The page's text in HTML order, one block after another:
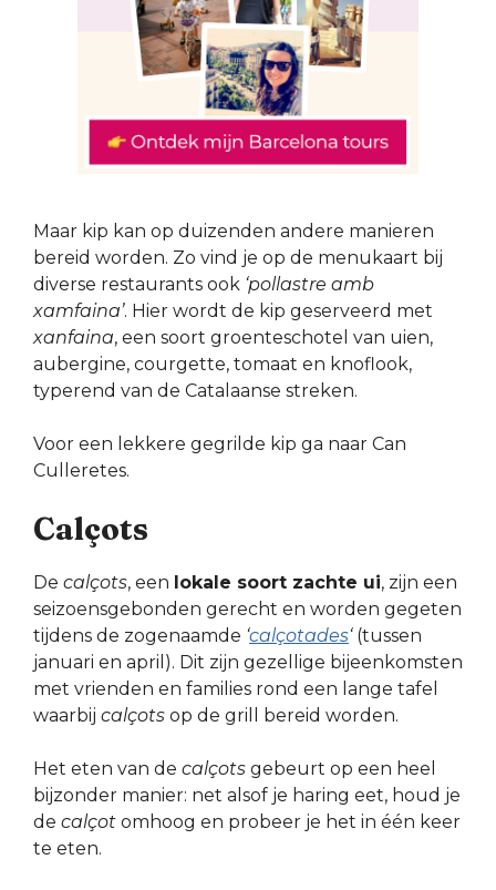
Maar kip kan op duizenden andere manieren
bereid worden. Zo vind je op de menukaart bij
diverse restaurants ook ‘pollastre amb
xamfaina’. Hier wordt de kip geserveerd met
xanfaina, een soort groenteschotel van uien,
aubergine, courgette, tomaat en knoflook,
typerend van de Catalaanse streken.
Voor een lekkere gegrilde kip ga naar Can
Culleretes.
Calçots
De calçots, een lokale soort zachte ui, zijn een
seizoensgebonden gerecht en worden gegeten
tijdens de zogenaamde ‘calçotades‘(tussen
januari en april). Dit zijn gezellige bijeenkomsten
met vrienden en families rond een lange tafel
waarbij calçots op de grill bereid worden.
Het eten van de calçots gebeurt op een heel
bijzonder manier: net alsof je haring eet, houd je
de calçot omhoog en probeer je het in één keer
te eten.